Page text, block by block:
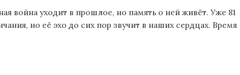
война уходит в прошлое, но память о ней живёт. Уже 81
но её эхо до сих пор звучит в наших сердцах. Время